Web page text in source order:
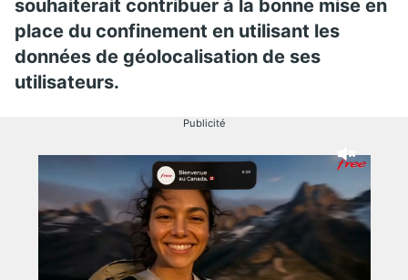
souhaiterait contribuer à la bonne mise en
place du confinement en utilisant les
données de géolocalisation de ses
utilisateurs.
Publicité